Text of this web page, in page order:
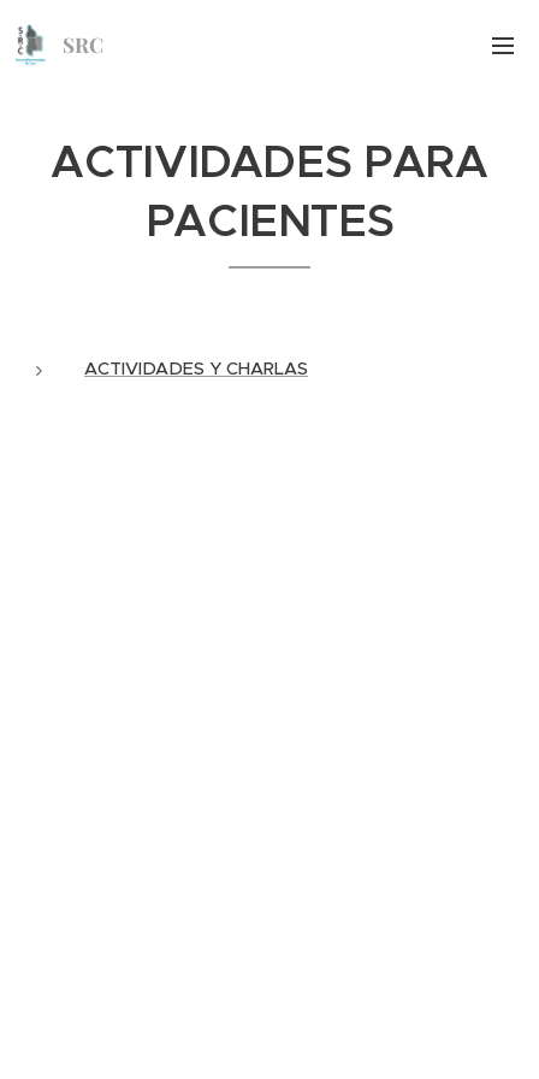
SRC
ACTIVIDADES PARA
PACIENTES
ACTIVIDADES Y CHARLAS